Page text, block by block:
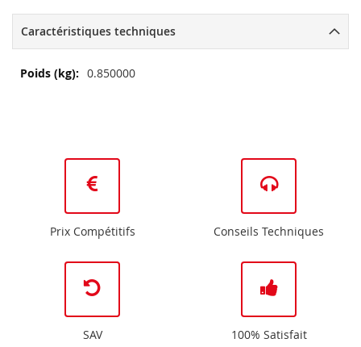
Caractéristiques techniques
Plus
0.850000
Prix Compétitifs Conseils Techniques
SAV 100% Satisfait